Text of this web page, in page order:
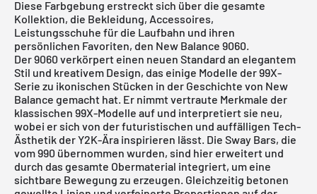
Diese Farbgebung erstreckt sich über die gesamte
Kollektion, die Bekleidung, Accessoires,
Leistungsschuhe für die Laufbahn und ihren
persönlichen Favoriten, den New Balance 9060.
Der 9060 verkörpert einen neuen Standard an elegantem
Stil und kreativem Design, das einige Modelle der 99X-
Serie zu ikonischen Stücken in der Geschichte von New
Balance gemacht hat. Er nimmt vertraute Merkmale der
klassischen 99X-Modelle auf und interpretiert sie neu,
wobei er sich von der futuristischen und auffälligen Tech-
Ästhetik der Y2K-Ära inspirieren lässt. Die Sway Bars, die
vom 990 übernommen wurden, sind hier erweitert und
durch das gesamte Obermaterial integriert, um eine
sichtbare Bewegung zu erzeugen. Gleichzeitig betonen